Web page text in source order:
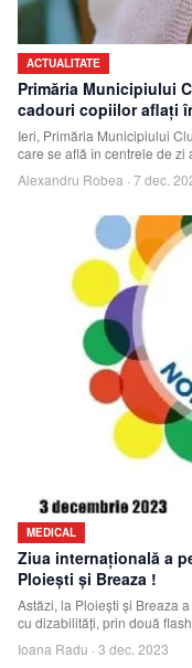
ACTUALITATE
Primăria Municipiului
cadouri copiilor aflați
Ieri, Primăria Municipiului
care se află în centrele de
Alexandru Robea · 7 dec.
MEDICAL
Ziua internațională a
Ploiești și Breaza !
Astăzi, la Ploiești și Breaza
cu dizabilități, prin două
Ioana Radu · 3 dec. 2023